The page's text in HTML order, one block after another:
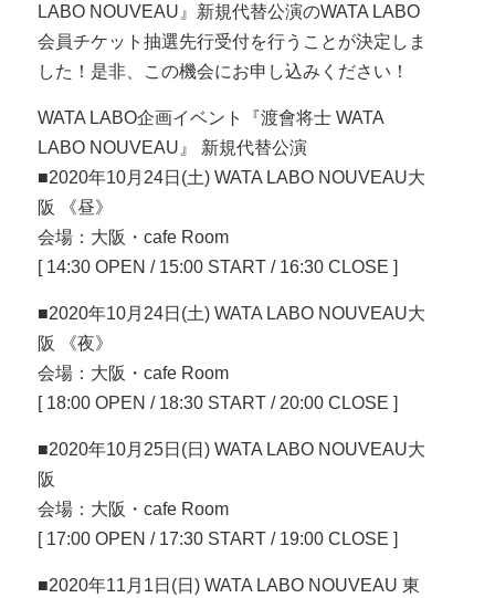
LABO NOUVEAU』新規代替公演のWATA LABO
会員チケット抽選先行受付を行うことが決定しま
した！是非、この機会にお申し込みください！
WATA LABO企画イベント『渡會将士 WATA
LABO NOUVEAU』 新規代替公演
■2020年10月24日(土) WATA LABO NOUVEAU大
阪 《昼》
会場：大阪・cafe Room
[ 14:30 OPEN / 15:00 START / 16:30 CLOSE ]
■2020年10月24日(土) WATA LABO NOUVEAU大
阪 《夜》
会場：大阪・cafe Room
[ 18:00 OPEN / 18:30 START / 20:00 CLOSE ]
■2020年10月25日(日) WATA LABO NOUVEAU大
阪
会場：大阪・cafe Room
[ 17:00 OPEN / 17:30 START / 19:00 CLOSE ]
■2020年11月1日(日) WATA LABO NOUVEAU 東